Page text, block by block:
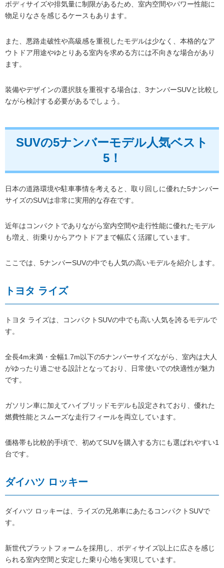
ボディサイズや排気量に制限があるため、室内空間やパワー性能に
物足りなさを感じるケースもあります。
また、悪路走破性や高級感を重視したモデルは少なく、本格的なア
ウトドア用途やゆとりある室内を求める方には不向きな場合があり
ます。
装備やデザインの選択肢を重視する場合は、3ナンバーSUVと比較し
ながら検討する必要があるでしょう。
SUVの5ナンバーモデル人気ベスト
5！
日本の道路環境や駐車事情を考えると、取り回しに優れた5ナンバー
サイズのSUVは非常に実用的な存在です。
近年はコンパクトでありながら室内空間や走行性能に優れたモデル
も増え、街乗りからアウトドアまで幅広く活躍しています。
ここでは、5ナンバーSUVの中でも人気の高いモデルを紹介します。
トヨタ ライズ
トヨタ ライズは、コンパクトSUVの中でも高い人気を誇るモデルで
す。
全長4m未満・全幅1.7m以下の5ナンバーサイズながら、室内は大人
がゆったり過ごせる設計となっており、日常使いでの快適性が魅力
です。
ガソリン車に加えてハイブリッドモデルも設定されており、優れた
燃費性能とスムーズな走行フィールを両立しています。
価格帯も比較的手頃で、初めてSUVを購入する方にも選ばれやすい1
台です。
ダイハツ ロッキー
ダイハツ ロッキーは、ライズの兄弟車にあたるコンパクトSUVで
す。
新世代プラットフォームを採用し、ボディサイズ以上に広さを感じ
られる室内空間と安定した乗り心地を実現しています。